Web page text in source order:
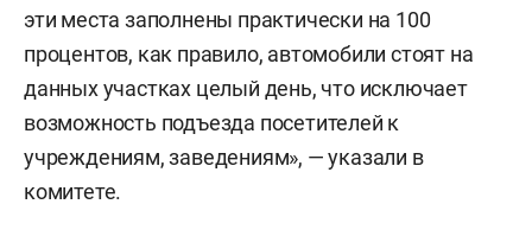
эти места заполнены практически на 100
процентов, как правило, автомобили стоят на
данных участках целый день, что исключает
возможность подъезда посетителей к
учреждениям, заведениям», — указали в
комитете.